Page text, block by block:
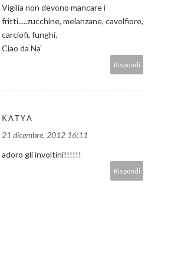
Vigilia non devono mancare i
fritti.....zucchine, melanzane, cavolfiore,
carciofi, funghi.
Ciao da Na'
Rispondi
KATYA
21 dicembre, 2012 16:11
adoro gli involtini!!!!!!
Rispondi